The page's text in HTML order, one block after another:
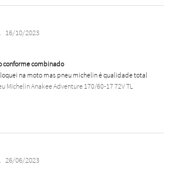
16/10/2023
conforme combinado
na moto mas pneu michelin é qualidade total
Michelin Anakee Adventure 170/60-17 72V TL
26/06/2023